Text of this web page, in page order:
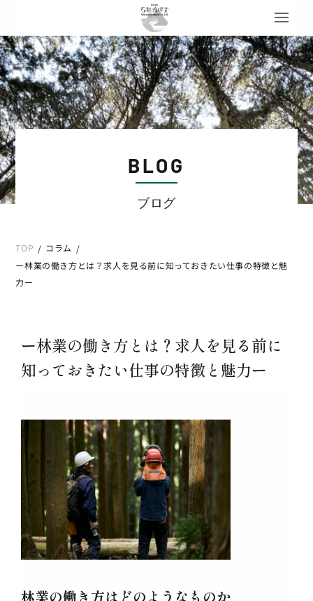
BLOG
ブログ
TOP / コラム /
ー林業の働き方とは？求人を見る前に知っておきたい仕事の特徴と魅
力ー
ー林業の働き方とは？求人を見る前に
知っておきたい仕事の特徴と魅力ー
林業の働き方はどのようなものか